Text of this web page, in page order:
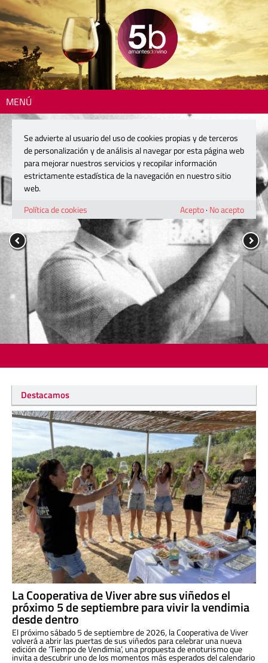
MENÚ
Destacamos
La Cooperativa de Viver abre sus viñedos el
próximo 5 de septiembre para vivir la vendimia
desde dentro
El próximo sábado 5 de septiembre de 2026, la Cooperativa de Viver
volverá a abrir las puertas de sus viñedos para celebrar una nueva
edición de ‘Tiempo de Vendimia’, una propuesta de enoturismo que
invita a descubrir uno de los momentos más esperados del calendario
Se advierte al usuario del uso de cookies propias y de terceros
de personalización y de análisis al navegar por esta página web
para mejorar nuestros servicios y recopilar información
estrictamente estadística de la navegación en nuestro sitio
web.
Política de cookies
Acepto· No acepto